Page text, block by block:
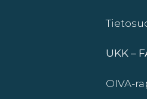
UKK –
OIVA-